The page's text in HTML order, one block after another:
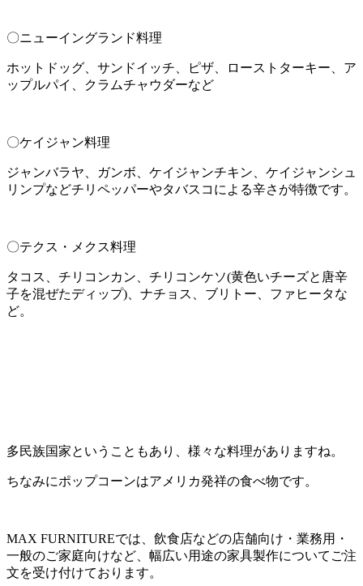
〇ニューイングランド料理
ホットドッグ、サンドイッチ、ピザ、ローストターキー、ア
ップルパイ、クラムチャウダーなど
〇ケイジャン料理
ジャンバラヤ、ガンボ、ケイジャンチキン、ケイジャンシュ
リンプなどチリペッパーやタバスコによる辛さが特徴です。
〇テクス・メクス料理
タコス、チリコンカン、チリコンケソ(黄色いチーズと唐辛
子を混ぜたディップ)、ナチョス、ブリトー、ファヒータな
ど。
多民族国家ということもあり、様々な料理がありますね。
ちなみにポップコーンはアメリカ発祥の食べ物です。
MAX FURNITUREでは、飲食店などの店舗向け・業務用・
一般のご家庭向けなど、幅広い用途の家具製作についてご注
文を受け付けております。